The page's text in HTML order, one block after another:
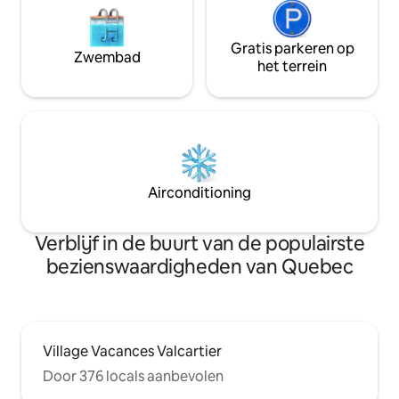
Zwembad
Gratis parkeren op
het terrein
Airconditioning
Verblijf in de buurt van de populairste
bezienswaardigheden van Quebec
Village Vacances Valcartier
Door 376 locals aanbevolen